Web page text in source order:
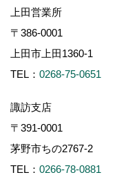
上田営業所
〒386-0001
上田市上田1360-1
TEL： 0268-75-0651
諏訪支店
〒391-0001
茅野市ちの2767-2
TEL： 0266-78-0881